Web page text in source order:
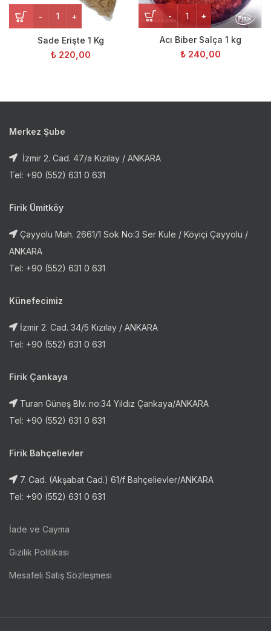
Sade Erişte 1 Kg
₺ 220,00
Acı Biber Salça 1 kg
₺240,00
Merkez Şube
İzmir 2. Cad. 47/a Kızılay / ANKARA
Tel: +90 (552) 631 0 631
Firik Ümitköy
Çayyolu Mah. 2661/1 Sok No:3 Ser Kule / Köyiçi Çayyolu /
ANKARA
Tel: +90 (552) 631 0 631
Künefecimiz
İzmir 2. Cad. 34/5 Kızılay / ANKARA
Tel: +90 (552) 631 0 631
Firik Çankaya
Turan Güneş Blv. no:34 Yıldız Çankaya/ANKARA
Tel: +90 (552) 631 0 631
Firik Bahçelievler
7. Cad. (Akşabat Cad.) 61/f Bahçelievler/ANKARA
Tel: +90 (552) 631 0 631
İade ve Cayma
Gizilik Politikası
Mesafeli Satış Sözleşmesi